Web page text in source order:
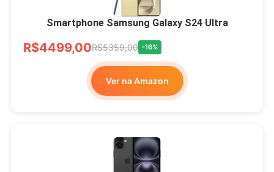
Smartphone Samsung Galaxy S24 Ultra
R$4499,00R$5359,00 -16%
Ver na Amazon